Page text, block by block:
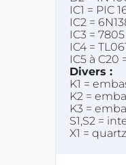
IC1 = PIC
IC2 =
IC3 = 7805
IC4 =
IC5 à C20
Divers :
K1 =
K2 =
K3 =
S1,S2 =
X1 =